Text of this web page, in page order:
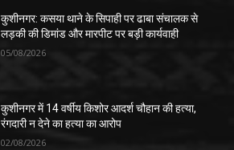
कुशीनगर: कसया थाने के सिपाही पर ढाबा संचालक से
लड़की की डिमांड और मारपीट पर बड़ी कार्यवाही
05/08/2026
कुशीनगर में 14 वर्षीय किशोर आदर्श चौहान की हत्या,
रंगदारी न देने का हत्या का आरोप
02/08/2026